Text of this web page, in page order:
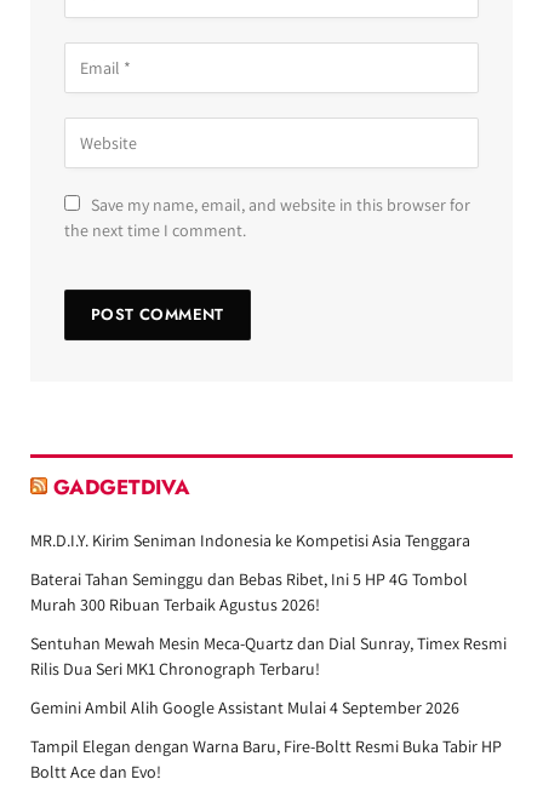
Save my name, email, and website in this browser for
the next time I comment.
GADGETDIVA
MR.D.I.Y. Kirim Seniman Indonesia ke Kompetisi Asia Tenggara
Baterai Tahan Seminggu dan Bebas Ribet, Ini 5 HP 4G Tombol
Murah 300 Ribuan Terbaik Agustus 2026!
Sentuhan Mewah Mesin Meca-Quartz dan Dial Sunray, Timex Resmi
Rilis Dua Seri MK1 Chronograph Terbaru!
Gemini Ambil Alih Google Assistant Mulai 4 September 2026
Tampil Elegan dengan Warna Baru, Fire-Boltt Resmi Buka Tabir HP
Boltt Ace dan Evo!